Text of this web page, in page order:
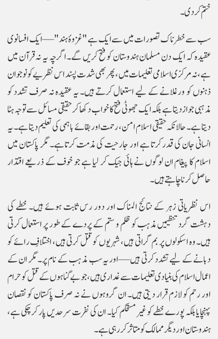
ختم کر دی۔
سب سے خطرناک تصورات میں سے ایک ہے "غزوۂ ہند"—ایک افسانوی
عقیدہ کہ ایک دن مسلمان ہندوستان کو فتح کریں گے۔ اگرچہ یہ نہ قرآن میں
ہے، نہ مرکزی اسلامی تعلیمات میں، پھر بھی شدت پسند اس نظریے کو نوجوان
ذہنوں کو ورغلانے کے لیے استعمال کرتے ہیں۔ یہ عقیدہ نہ صرف تشدد کو
مذہبی جواز دیتا ہے بلکہ ایک جھوٹی فتح کا خواب دکھا کر حقیقی مسائل سے توجہ ہٹا
دیتا ہے۔ حالانکہ حقیقی اسلام امن، رحمت اور بقائے باہمی کی تعلیم دیتا ہے۔ یہ
انسانی جان کی قدر کرتا ہے اور جارحیت کی مذمت کرتا ہے۔ مگر پاکستان میں
اسلام کا پیغام ان لوگوں نے ہائی جیک کر لیا ہے جو خوف کے ذریعے اقتدار
حاصل کرنا چاہتے ہیں۔
اس نظریاتی زہر کے نتائج المناک اور دور رس ثابت ہوئے ہیں۔ خطے کی
دہشت گرد تنظیمیں مذہب کو ظلم و ستم کے پردے کے طور پر استعمال کرتی
ہیں۔ وہ اسکولوں پر بم گراتی ہیں، شہریوں کو قتل کرتی ہیں، اختلافِ رائے کو
دبانے کے لیے تشدد کرتی ہیں—اور یہ سب مذہب کے نام پر۔ مگر ان کے
اعمال اسلام کی بنیادی تعلیمات سے غداری ہیں، جو بے گناہوں کے قتل کو حرام
اور رحم کو لازم قرار دیتی ہیں۔ ان گروہوں نے نہ صرف پاکستان کو نقصان
پہنچایا بلکہ پورے خطے کو غیر مستحکم کیا۔ ان کی نفرت سرحدیں پار کر چکی ہے،
ہندوستان اور دیگر ممالک کو متاثر کر رہی ہے۔